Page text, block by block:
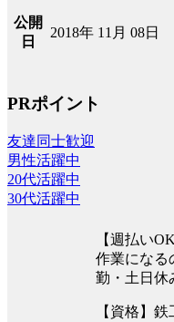
公開
日
2018年 11月 08日
PRポイント
友達同士歓迎
男性活躍中
20代活躍中
30代活躍中
【週払い
作業になる
勤・土日休
【資格】